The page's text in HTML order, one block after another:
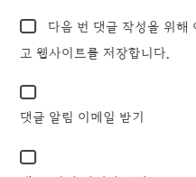
다음 번 댓글 작성을 위해
고 웹사이트를 저장합니다.
댓글 알림 이메일 받기